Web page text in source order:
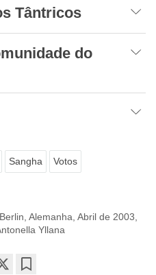
Tântricos
do
Sangha Votos
Alemanha, Abril de 2003,
Yllana